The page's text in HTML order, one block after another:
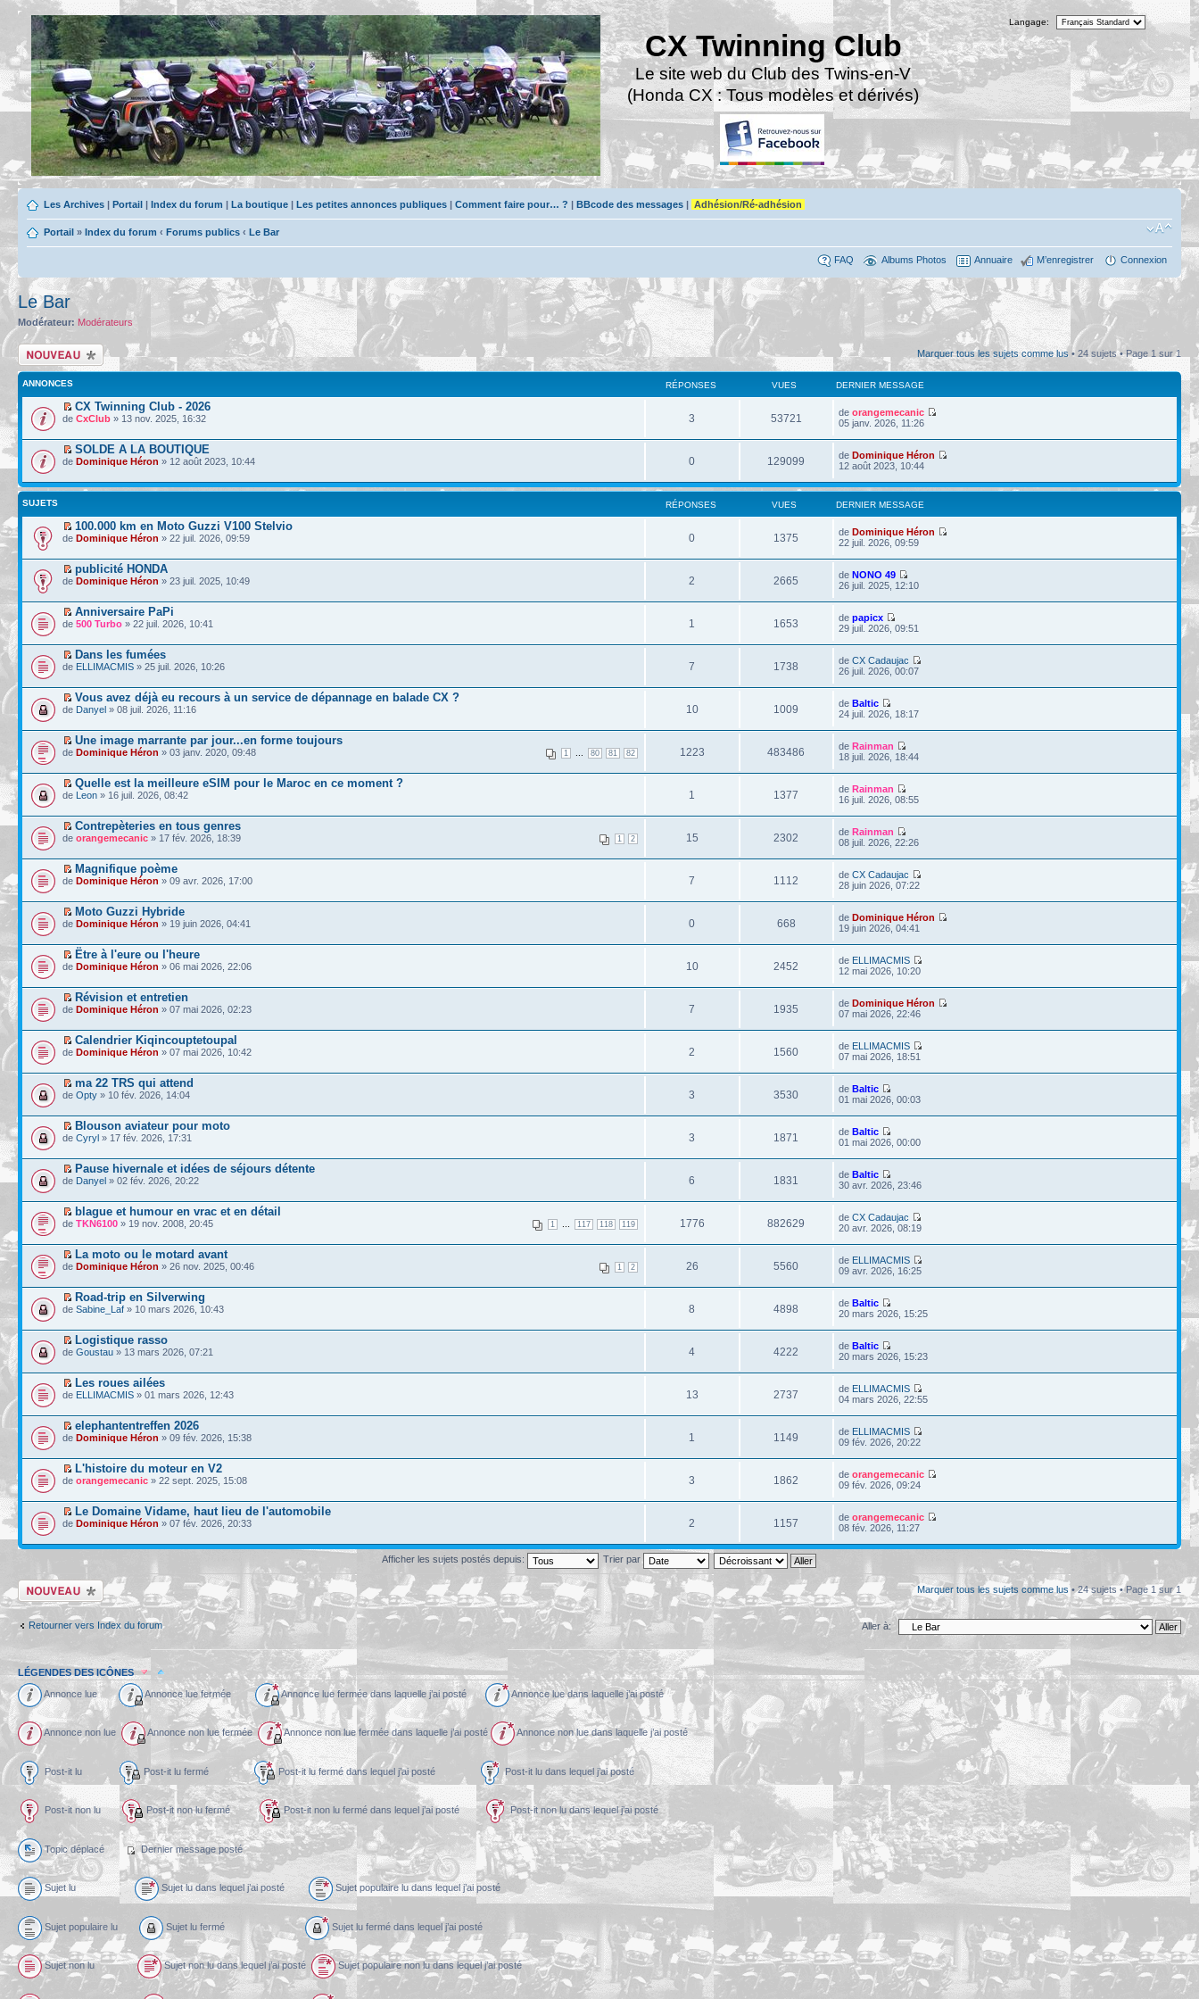
CX Twinning Club
Le site web du Club des Twins-en-V
(Honda CX : Tous modèles et dérivés)
Langage:
Les Archives | Portail | Index du forum | La boutique | Les petites annonces publiques | Comment faire pour… ? | BBcode des messages | Adhésion/Ré-adhésion
Portail » Index du forum ‹ Forums publics ‹ Le Bar
FAQ Albums Photos Annuaire M’enregistrer Connexion
Le Bar
Modérateur: Modérateurs
Écrire un nouveau
sujet
Marquer tous les sujets comme lus • 24 sujets • Page 1 sur1
ANNONCES RÉPONSES VUES DERNIER MESSAGE
CX Twinning Club - 2026
de CxClub » 13 nov. 2025, 16:32 3 53721 deorangemecanic
05 janv. 2026, 11:26
SOLDE A LA BOUTIQUE
de Dominique Héron » 12 août 2023, 10:44 0 129099 deDominique Héron
12 août 2023, 10:44
SUJETS RÉPONSES VUES DERNIER MESSAGE
100.000 km en Moto Guzzi V100 Stelvio
de Dominique Héron » 22 juil. 2026, 09:59 0 1375 deDominique Héron
22 juil. 2026, 09:59
publicité HONDA
de Dominique Héron » 23 juil. 2025, 10:49 2 2665 deNONO 49
26 juil. 2025, 12:10
Anniversaire PaPi
de 500 Turbo » 22 juil. 2026, 10:41 1 1653 depapicx
29 juil. 2026, 09:51
Dans les fumées
de ELLIMACMIS » 25 juil. 2026, 10:26 7 1738 deCX Cadaujac
26 juil. 2026, 00:07
Vous avez déjà eu recours à un service de dépannage en balade CX ?
de Danyel » 08 juil. 2026, 11:16 10 1009 deBaltic
24 juil. 2026, 18:17
Une image marrante par jour...en forme toujours
1 80 81 82
de Dominique Héron » 03 janv. 2020, 09:48 1223 483486 deRainman
18 juil. 2026, 18:44
Quelle est la meilleure eSIM pour le Maroc en ce moment ?
de Leon » 16 juil. 2026, 08:42 1 1377 deRainman
16 juil. 2026, 08:55
Contrepèteries en tous genres
1 2
de orangemecanic » 17 fév. 2026, 18:39 15 2302 deRainman
08 juil. 2026, 22:26
Magnifique poème
de Dominique Héron » 09 avr. 2026, 17:00 7 1112 deCX Cadaujac
28 juin 2026, 07:22
Moto Guzzi Hybride
de Dominique Héron » 19 juin 2026, 04:41 0 668 deDominique Héron
19 juin 2026, 04:41
Ëtre à l'eure ou l'heure
de Dominique Héron » 06 mai 2026, 22:06 10 2452 de ELLIMACMIS
12 mai 2026, 10:20
Révision et entretien
de Dominique Héron » 07 mai 2026, 02:23 7 1935 deDominique Héron
07 mai 2026, 22:46
Calendrier Kiqincouptetoupal
de Dominique Héron » 07 mai 2026, 10:42 2 1560 de ELLIMACMIS
07 mai 2026, 18:51
ma 22 TRS qui attend
de Opty » 10 fév. 2026, 14:04 3 3530 deBaltic
01 mai 2026, 00:03
Blouson aviateur pour moto
de Cyryl » 17 fév. 2026, 17:31 3 1871 deBaltic
01 mai 2026, 00:00
Pause hivernale et idées de séjours détente
de Danyel » 02 fév. 2026, 20:22 6 1831 deBaltic
30 avr. 2026, 23:46
blague et humour en vrac et en détail
1 117 118 119
de TKN6100 » 19 nov. 2008, 20:45 1776 882629 deCX Cadaujac
20 avr. 2026, 08:19
La moto ou le motard avant
1 2
de Dominique Héron » 26 nov. 2025, 00:46 26 5560 de ELLIMACMIS
09 avr. 2026, 16:25
Road-trip en Silverwing
de Sabine_Laf » 10 mars 2026, 10:43 8 4898 deBaltic
20 mars 2026, 15:25
Logistique rasso
de Goustau » 13 mars 2026, 07:21 4 4222 deBaltic
20 mars 2026, 15:23
Les roues ailées
de ELLIMACMIS » 01 mars 2026, 12:43 13 2737 de ELLIMACMIS
04 mars 2026, 22:55
elephantentreffen 2026
de Dominique Héron » 09 fév. 2026, 15:38 1 1149 de ELLIMACMIS
09 fév. 2026, 20:22
L'histoire du moteur en V2
de orangemecanic » 22 sept. 2025, 15:08 3 1862 deorangemecanic
09 fév. 2026, 09:24
Le Domaine Vidame, haut lieu de l'automobile
de Dominique Héron » 07 fév. 2026, 20:33 2 1157 deorangemecanic
08 fév. 2026, 11:27
Afficher les sujets postés depuis: Trier par
Écrire un nouveau
sujet
Marquer tous les sujets comme lus• 24 sujets • Page 1 sur1
Retourner vers Index du forum Aller à:
LÉGENDES DES ICÔNES
Annonce lue Annonce lue fermée Annonce lue fermée dans laquelle j’ai posté Annonce lue dans laquelle j’ai posté
Annonce non lue Annonce non lue fermée Annonce non lue fermée dans laquelle j’ai posté Annonce non lue dans laquelle j’ai posté
Post-it lu Post-it lu fermé Post-it lu fermé dans lequel j’ai posté Post-it lu dans lequel j’ai posté
Post-it non lu Post-it non lu fermé Post-it non lu fermé dans lequel j’ai posté Post-it non lu dans lequel j’ai posté
Topic déplacé Dernier message posté
Sujet lu Sujet lu dans lequel j’ai posté Sujet populaire lu dans lequel j’ai posté
Sujet populaire lu Sujet lu fermé Sujet lu fermé dans lequel j’ai posté
Sujet non lu Sujet non lu dans lequel j’ai posté Sujet populaire non lu dans lequel j’ai posté